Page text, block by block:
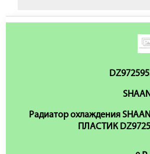
Радиатор охлаждения
ПЛАСТИК